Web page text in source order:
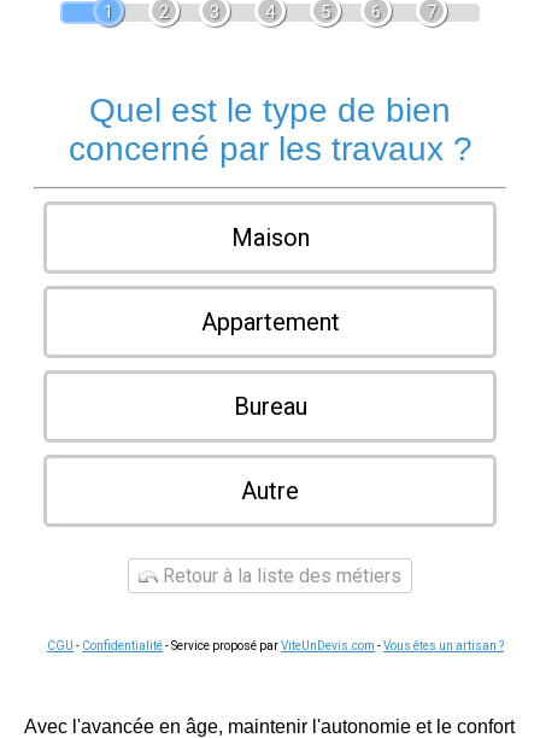
1 2 3 4 5 6 7
Quel est le type de bien
concerné par les travaux ?
Maison
Appartement
Bureau
Autre
Retour à la liste des métiers
CGU - Confidentialité- Service proposé parViteUnDevis.com -Vous êtes un artisan ?
Avec l'avancée en âge, maintenir l'autonomie et le confort